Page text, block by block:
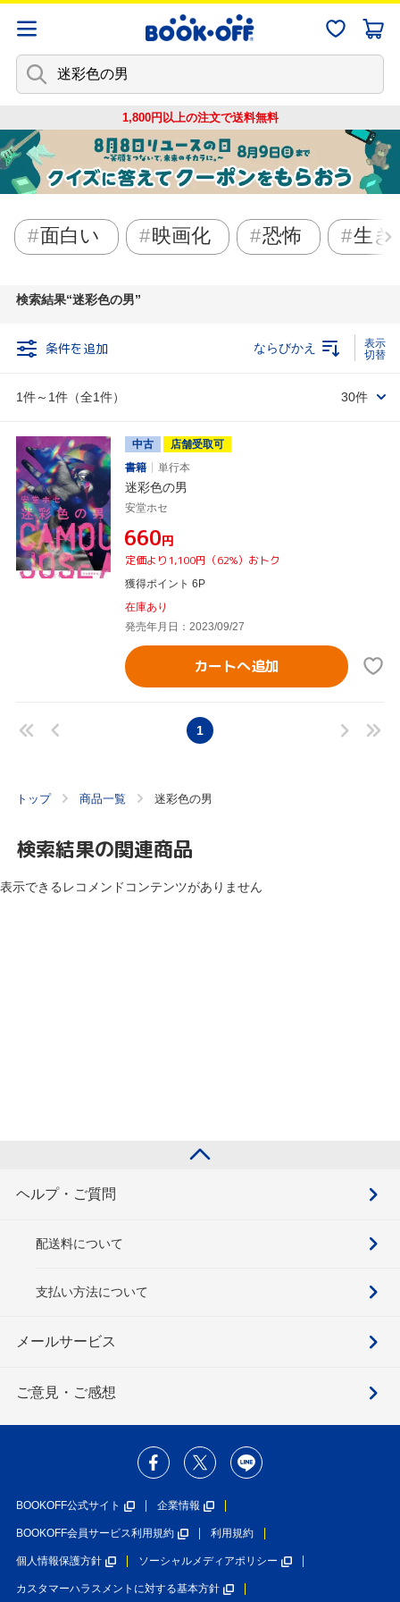
1,800円以上の注文で送料無料
面白い 映画化 恐怖 生き
検索結果 迷彩色の男
条件を追加
1件～1件（全1件）
ならびかえ
30件
中古
店舗受取可
書籍
単行本
迷彩色の男
安堂ホセ
¥660円
定価より1,100円（62%）おトク
獲得ポイント 6P
在庫あり
発売年月日：2023/09/27
カートへ追加
1
トップ 商品一覧 迷彩色の男
検索結果の関連商品
表示できるレコメンドコンテンツがありません
ヘルプ・ご質問
配送料について
支払い方法について
メールサービス
ご意見・ご感想
BOOKOFF公式サイト 企業情報
BOOKOFF会員サービス利用規約 利用規約
個人情報保護方針 ソーシャルメディアポリシー
カスタマーハラスメントに対する基本方針